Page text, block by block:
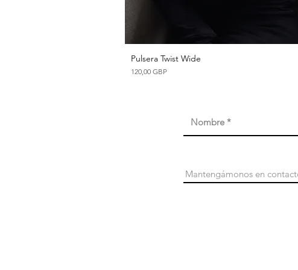
Pulsera Twist Wide
Precio
120,00 GBP